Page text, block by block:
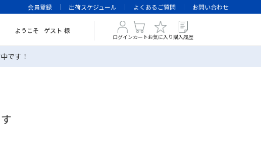
会員登録 出荷スケジュール よくあるご質問 お問い合わせ
ようこそ ゲスト 様
ログインカートお気に入り 購入履歴
です！